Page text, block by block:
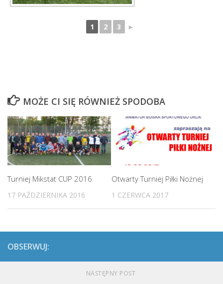
1 2 3 ►
MOŻE CI SIĘ RÓWNIEŻ SPODOBA
Turniej Mikstat CUP 2016
17 PAŹDZIERNIKA 2016
Otwarty Turniej Piłki Nożnej
1 CZERWCA 2017
OBSERWUJ:
NASTĘPNY POST